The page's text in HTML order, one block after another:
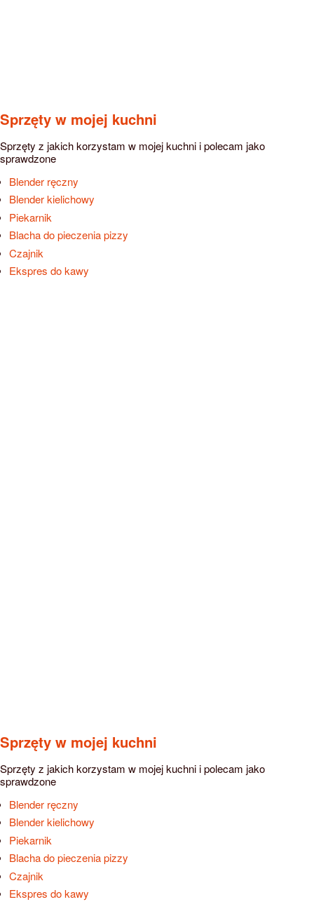
Sprzęty w mojej kuchni
Sprzęty z jakich korzystam w mojej kuchni i polecam jako
sprawdzone
Blender ręczny
Blender kielichowy
Piekarnik
Blacha do pieczenia pizzy
Czajnik
Ekspres do kawy
Sprzęty w mojej kuchni
Sprzęty z jakich korzystam w mojej kuchni i polecam jako
sprawdzone
Blender ręczny
Blender kielichowy
Piekarnik
Blacha do pieczenia pizzy
Czajnik
Ekspres do kawy